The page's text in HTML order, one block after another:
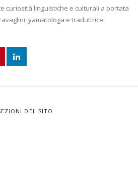
curiosità linguistiche e culturali a portata
yamatologa e traduttrice.
DEL SITO